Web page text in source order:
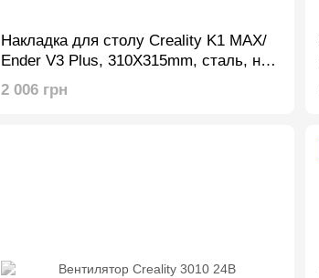
Накладка для столу Creality K1 MAX/
Ender V3 Plus, 310X315mm, сталь, на
магнітний стіл, оригінал
2 006 грн